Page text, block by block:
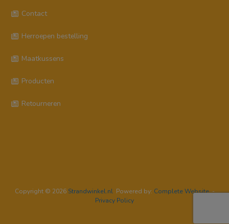
Contact
Herroepen bestelling
Maatkussens
Producten
Retourneren
Copyright © 2026 Strandwinkel.nlPowered by: Complete Website-
Privacy Policy